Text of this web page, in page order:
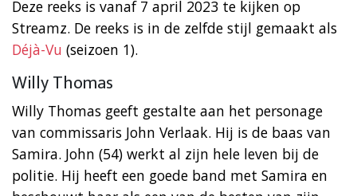
Deze reeks is vanaf 7 april 2023 te kijken op
Streamz. De reeks is in de zelfde stijl gemaakt als
Déjà-Vu (seizoen 1).
Willy Thomas
Willy Thomas geeft gestalte aan het personage
van commissaris John Verlaak. Hij is de baas van
Samira. John (54) werkt al zijn hele leven bij de
politie. Hij heeft een goede band met Samira en